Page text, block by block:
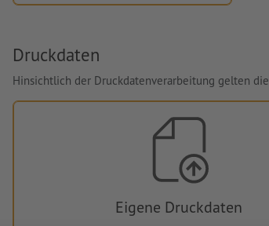
Druckdaten
Hinsichtlich der Druckdatenverarbeitung gelten die
Eigene Druckdaten